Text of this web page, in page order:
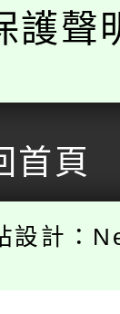
護聲
首頁
設計：